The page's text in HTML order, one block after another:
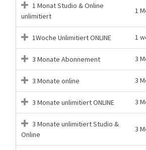
1 Monat Studio & Online
unlimitiert
1
1Woche Unlimitiert ONLINE 1
3 Monate Abonnement 3
3 Monate online 3
3 Monate unlimitiert ONLINE 3
3 Monate unlimitiert Studio &
Online
3